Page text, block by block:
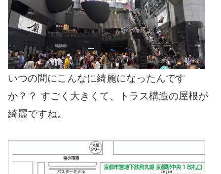
いつの間にこんなに綺麗になったんです
か？？ すごく大きくて、トラス構造の屋根が
綺麗ですね。